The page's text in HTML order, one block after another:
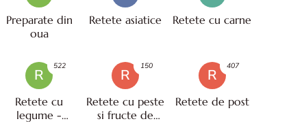
Preparate din
oua
Retete asiatice Retete cu carne
R
Retete cu
legume -
522
R
Retete cu peste
si fructe de
150
R
Retete de post
407